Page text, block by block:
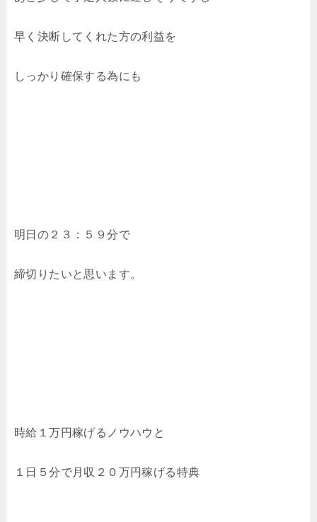
早く決断してくれた方の利益を
しっかり確保する為にも
明日の２３：５９分で
締切りたいと思います。
時給１万円稼げるノウハウと
１日５分で月収２０万円稼げる特典